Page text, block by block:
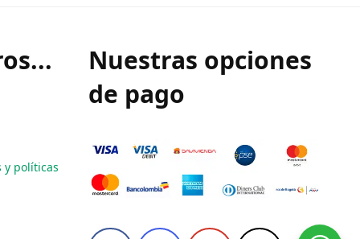
y políticas
Nuestras opciones
de pago